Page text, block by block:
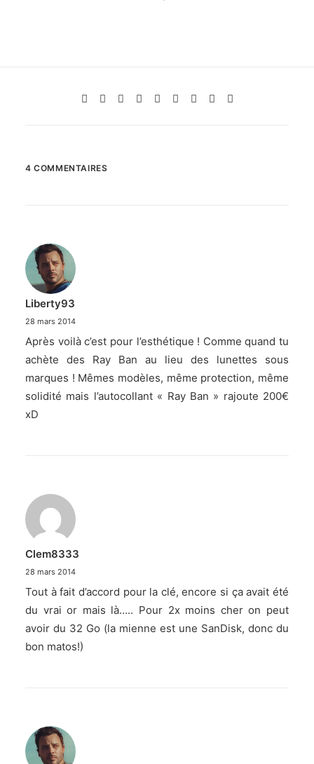
4 COMMENTAIRES
Liberty93
28 mars 2014
Après voilà c’est pour l’esthétique ! Comme quand tu
achète des Ray Ban au lieu des lunettes sous
marques ! Mêmes modèles, même protection, même
solidité mais l’autocollant « Ray Ban » rajoute 200€
xD
Clem8333
28 mars 2014
Tout à fait d’accord pour la clé, encore si ça avait été
du vrai or mais là….. Pour 2x moins cher on peut
avoir du 32 Go (la mienne est une SanDisk, donc du
bon matos!)